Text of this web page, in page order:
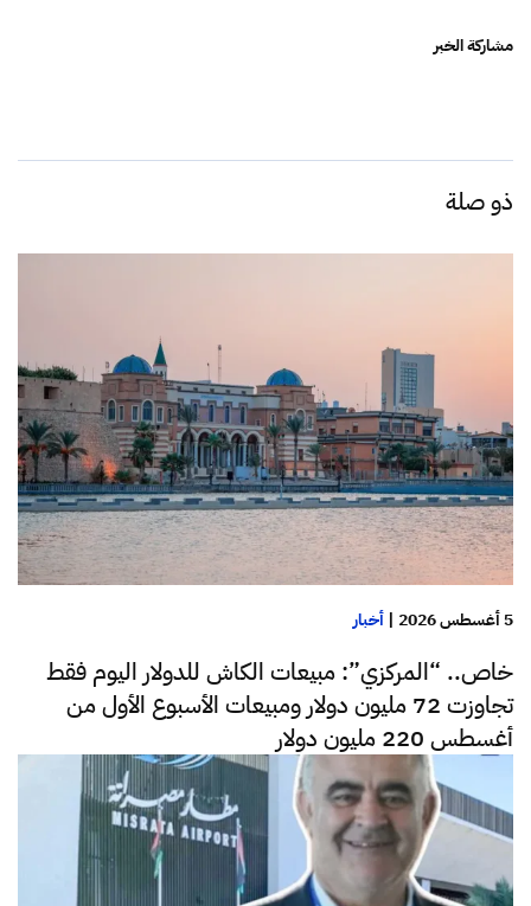
مشاركة الخبر
ذو صلة
5 أغسطس 2026 | أخبار
خاص.. “المركزي”: مبيعات الكاش للدولار اليوم فقط
تجاوزت 72 مليون دولار ومبيعات الأسبوع الأول من
أغسطس 220 مليون دولار